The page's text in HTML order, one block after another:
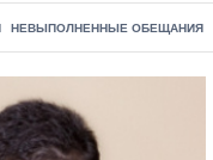
НЕВЫПОЛНЕННЫЕ ОБЕЩАНИЯ